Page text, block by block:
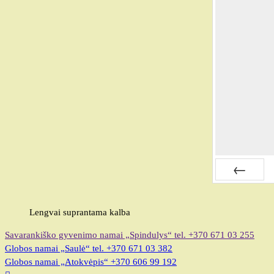
Lengvai suprantama kalba
Savarankiško gyvenimo namai „Spindulys“ tel. +370 671 03 255
Globos namai „Saulė“ tel. +370 671 03 382
Globos namai „Atokvėpis“ +370 606 99 192